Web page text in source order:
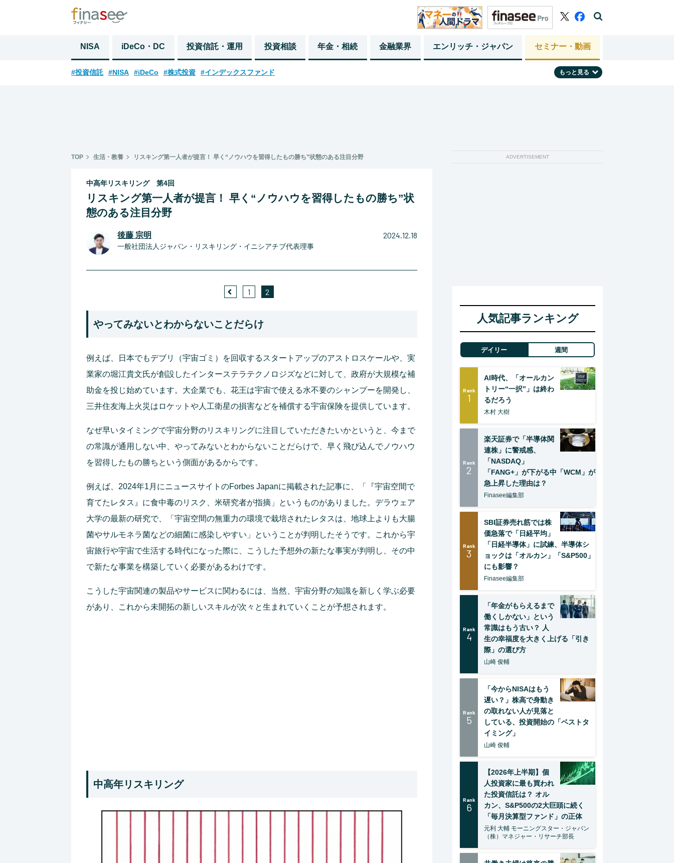
NISA iDeCo・DC 投資信託・運用 投資相談 年金・相続 金融業界 エンリッチ・ジャパン セミナー・動画
#投資信託 #NISA #iDeCo #株式投資 #インデックスファンド もっと見る
TOP 生活・教養 リスキング第一人者が提言！ 早く“ノウハウを習得したもの勝ち”状態のある注目分野
中高年リスキリング 第4回
リスキング第一人者が提言！ 早く“ノウハウを習得したもの勝ち”状
態のある注目分野
後藤 宗明
一般社団法人ジャパン・リスキリング・イニシアチブ代表理事
2024.12.18
1 2
やってみないとわからないことだらけ
例えば、日本でもデブリ（宇宙ゴミ）を回収するスタートアップのアストロスケールや、実
業家の堀江貴文氏が創設したインターステラテクノロジズなどに対して、政府が大規模な補
助金を投じ始めています。大企業でも、花王は宇宙で使える水不要のシャンプーを開発し、
三井住友海上火災はロケットや人工衛星の損害などを補償する宇宙保険を提供しています。
なぜ早いタイミングで宇宙分野のリスキリングに注目していただきたいかというと、今まで
の常識が通用しない中、やってみないとわからないことだらけで、早く飛び込んでノウハウ
を習得したもの勝ちという側面があるからです。
例えば、2024年1月にニュースサイトのForbes Japanに掲載された記事に、「『宇宙空間で
育てたレタス』に食中毒のリスク、米研究者が指摘」というものがありました。デラウェア
大学の最新の研究で、「宇宙空間の無重力の環境で栽培されたレタスは、地球上よりも大腸
菌やサルモネラ菌などの細菌に感染しやすい」ということが判明したそうです。これから宇
宙旅行や宇宙で生活する時代になった際に、こうした予想外の新たな事実が判明し、その中
で新たな事業を構築していく必要があるわけです。
こうした宇宙関連の製品やサービスに関わるには、当然、宇宙分野の知識を新しく学ぶ必要
があり、これから未開拓の新しいスキルが次々と生まれていくことが予想されます。
中高年リスキリング
ADVERTISEMENT
人気記事ランキング
デイリー 週間
Rank
1
AI時代、「オールカン
トリー“一択”」は終わ
るだろう
木村 大樹
Rank
2
楽天証券で「半導体関
連株」に警戒感、
「NASDAQ」
「FANG+」が下がる中「WCM」が
急上昇した理由は？
Finasee編集部
Rank
3
SBI証券売れ筋では株
価急落で「日経平均」
「日経半導体」に試練、半導体シ
ョックは「オルカン」「S&P500」
にも影響？
Finasee編集部
Rank
4
「年金がもらえるまで
働くしかない」という
常識はもう古い？ 人
生の幸福度を大きく上げる「引き
際」の選び方
山崎 俊輔
Rank
5
「今からNISAはもう
遅い？」株高で身動き
の取れない人が見落と
している、投資開始の「ベストタ
イミング」
山崎 俊輔
Rank
6
【2026年上半期】個
人投資家に最も買われ
た投資信託は？ オル
カン、S&P500の2大巨頭に続く
「毎月決算型ファンド」の正体
元利 大輔 モーニングスター・ジャパン
（株）マネジャー・リサーチ部長